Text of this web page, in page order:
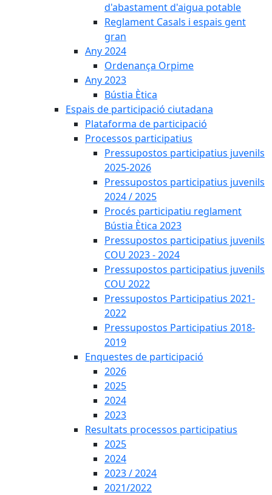
d'abastament d'aigua potable
Reglament Casals i espais gent
gran
Any 2024
Ordenança Orpime
Any 2023
Bústia Ètica
Espais de participació ciutadana
Plataforma de participació
Processos participatius
Pressupostos participatius juvenils
2025-2026
Pressupostos participatius juvenils
2024 / 2025
Procés participatiu reglament
Bústia Ètica 2023
Pressupostos participatius juvenils
COU 2023 - 2024
Pressupostos participatius juvenils
COU 2022
Pressupostos Participatius 2021-
2022
Pressupostos Participatius 2018-
2019
Enquestes de participació
2026
2025
2024
2023
Resultats processos participatius
2025
2024
2023 / 2024
2021/2022